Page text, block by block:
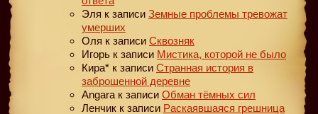
Эля к записи Земные проблемы тревожат
умерших
Оля к записи Сквозняк
Игорь к записи Мистика, которой не было
Кира* к записи Странная история в
заброшенной деревне
Angara к записи Обман тёмных сил
Ленчик к записи Раскаявшаяся грешница